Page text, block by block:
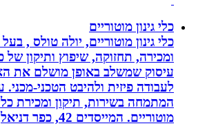
כלי גינון מוטוריים
כלי גינון מוטוריים, יולה טולס , בעל עסק
ומכירה, תחזוקה, שיפוץ ותיקון של כלי
עיסוק שמשלב באופן מושלם את
לעבודה פיזית ולהיבט הטכני-מכני. עסק
המתמחה בשירות, תיקון ומכירת כלי
מוטוריים. המייסדים 42, כפר דניאל